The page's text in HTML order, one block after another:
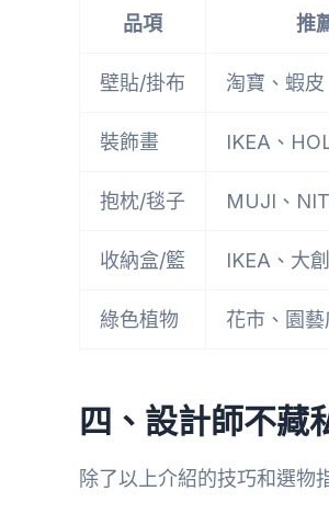
品項
推
壁貼/掛布 淘寶、蝦
裝飾畫 IKEA、
抱枕/毯子 MUJI、
收納盒/籃 IKEA、大
綠色植物 花市、園
四、設計師不藏
除了以上介紹的技巧和選物